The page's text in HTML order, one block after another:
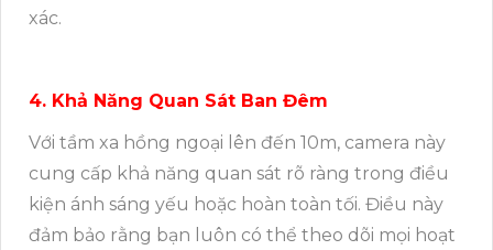
xác.
4. Khả Năng Quan Sát Ban Đêm
Với tầm xa hồng ngoại lên đến 10m, camera này
cung cấp khả năng quan sát rõ ràng trong điều
kiện ánh sáng yếu hoặc hoàn toàn tối. Điều này
đảm bảo rằng bạn luôn có thể theo dõi mọi hoạt